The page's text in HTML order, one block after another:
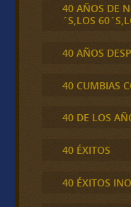
40 AÑOS DE
´S,LOS
40 AÑOS
40 CUMBIAS
40 DE LOS
40 ÉXITOS
40 ÉXITOS